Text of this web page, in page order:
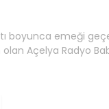
boyunca emeği
olan Açelya Radyo